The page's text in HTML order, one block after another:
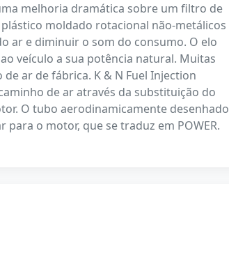
melhoria dramática sobre um filtro de
moldado rotacional não-metálicos
ar e diminuir o som do consumo. O elo
veículo a sua potência natural. Muitas
ar de fábrica. K & N Fuel Injection
de ar através da substituição do
O tubo aerodinamicamente desenhado
o motor, que se traduz em POWER.